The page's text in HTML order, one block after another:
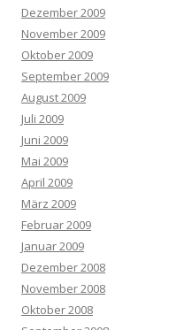
Dezember 2009
November 2009
Oktober 2009
September 2009
August 2009
Juli 2009
Juni 2009
Mai 2009
April 2009
März 2009
Februar 2009
Januar 2009
Dezember 2008
November 2008
Oktober 2008